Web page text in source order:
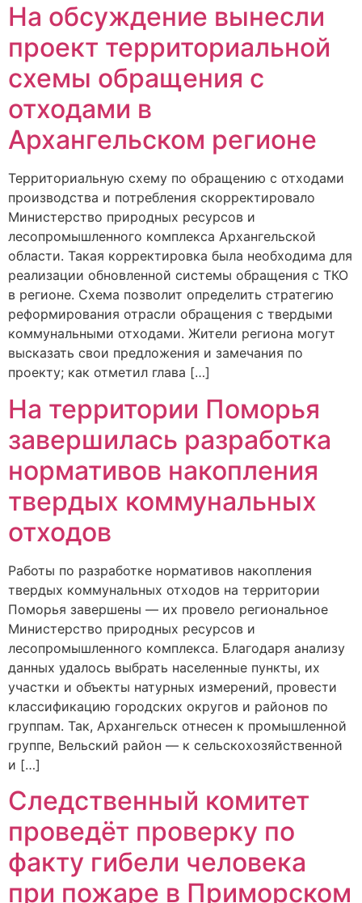
На обсуждение вынесли
проект территориальной
схемы обращения с
отходами в
Архангельском регионе
Территориальную схему по обращению с отходами
производства и потребления скорректировало
Министерство природных ресурсов и
лесопромышленного комплекса Архангельской
области. Такая корректировка была необходима для
реализации обновленной системы обращения с ТКО
в регионе. Схема позволит определить стратегию
реформирования отрасли обращения с твердыми
коммунальными отходами. Жители региона могут
высказать свои предложения и замечания по
проекту; как отметил глава […]
На территории Поморья
завершилась разработка
нормативов накопления
твердых коммунальных
отходов
Работы по разработке нормативов накопления
твердых коммунальных отходов на территории
Поморья завершены — их провело региональное
Министерство природных ресурсов и
лесопромышленного комплекса. Благодаря анализу
данных удалось выбрать населенные пункты, их
участки и объекты натурных измерений, провести
классификацию городских округов и районов по
группам. Так, Архангельск отнесен к промышленной
группе, Вельский район — к сельскохозяйственной
и […]
Следственный комитет
проведёт проверку по
факту гибели человека
при пожаре в Приморском